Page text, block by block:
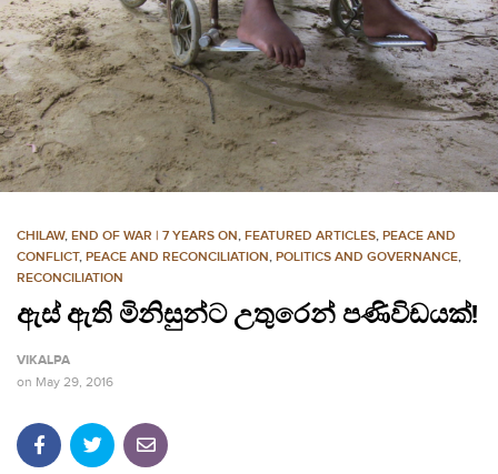
i
n
c
o
n
t
e
CHILAW, END OF WAR | 7 YEARS ON, FEATURED ARTICLES, PEACE AND
CONFLICT, PEACE AND RECONCILIATION, POLITICS AND GOVERNANCE,
RECONCILIATION
ඇස් ඇති මිනිසුන්ට උතුරෙන් පණිවිඩයක්!
VIKALPA
on May 29, 2016